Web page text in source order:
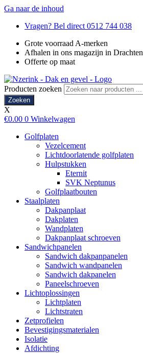
Ga naar de inhoud
Vragen? Bel direct 0512 744 038
Grote voorraad A-merken
Afhalen in ons magazijn in Drachten
Offerte op maat
Producten zoeken
Zoeken
X
€0.00 0 Winkelwagen
Golfplaten
Vezelcement
Lichtdoorlatende golfplaten
Hulpstukken
Eternit
SVK Neptunus
Golfplaatbouten
Staalplaten
Dakpanplaat
Dakplaten
Wandplaten
Dakpanplaat schroeven
Sandwichpanelen
Sandwich dakpanpanelen
Sandwich wandpanelen
Sandwich dakpanelen
Paneelschroeven
Lichtoplossingen
Lichtplaten
Lichtstraten
Zetprofielen
Bevestigingsmaterialen
Isolatie
Afdichting